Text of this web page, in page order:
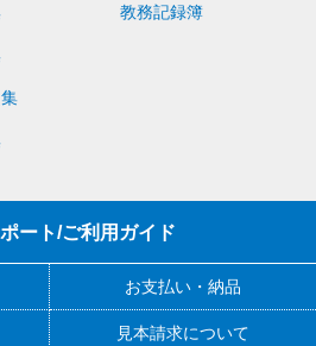
教務記録簿
ート/ご利用ガイド
お支払い・納品
見本請求について